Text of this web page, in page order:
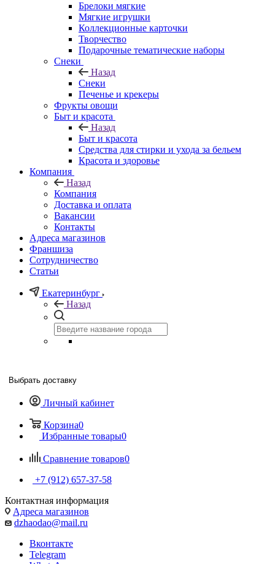
Брелоки мягкие
Мягкие игрушки
Коллекционные карточки
Творчество
Подарочные тематические наборы
Снеки
Назад
Снеки
Печенье и крекеры
Фрукты овощи
Быт и красота
Назад
Быт и красота
Средства для стирки и ухода за бельем
Красота и здоровье
Компания
Назад
Компания
Доставка и оплата
Вакансии
Контакты
Адреса магазинов
Франшиза
Сотрудничество
Статьи
Екатеринбург
Назад
Выбрать доставку
Личный кабинет
Корзина0
Избранные товары0
Сравнение товаров0
+7 (912) 657-37-58
Контактная информация
Адреса магазинов
dzhaodao@mail.ru
Вконтакте
Telegram